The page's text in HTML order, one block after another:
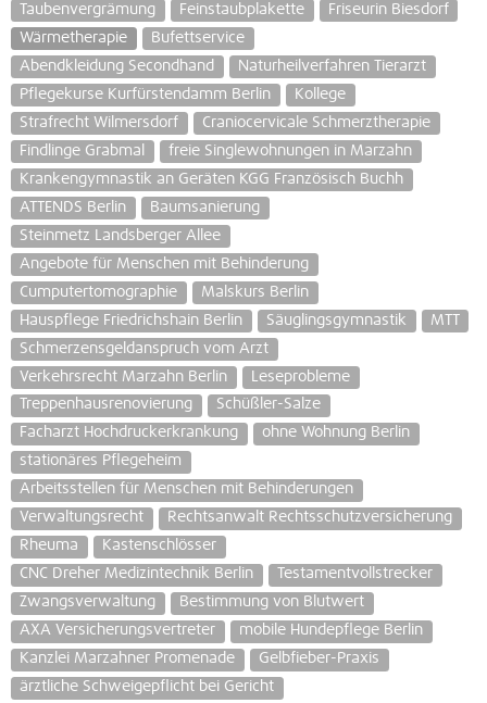
Taubenvergrämung
Feinstaubplakette
Friseurin Biesdorf
Wärmetherapie
Bufettservice
Abendkleidung Secondhand
Naturheilverfahren Tierarzt
Pflegekurse Kurfürstendamm Berlin
Kollege
Strafrecht Wilmersdorf
Craniocervicale Schmerztherapie
Findlinge Grabmal
freie Singlewohnungen in Marzahn
Krankengymnastik an Geräten KGG Französisch Buchh
ATTENDS Berlin
Baumsanierung
Steinmetz Landsberger Allee
Angebote für Menschen mit Behinderung
Cumputertomographie
Malskurs Berlin
Hauspflege Friedrichshain Berlin
Säuglingsgymnastik
MTT
Schmerzensgeldanspruch vom Arzt
Verkehrsrecht Marzahn Berlin
Leseprobleme
Treppenhausrenovierung
Schüßler-Salze
Facharzt Hochdruckerkrankung
ohne Wohnung Berlin
stationäres Pflegeheim
Arbeitsstellen für Menschen mit Behinderungen
Verwaltungsrecht
Rechtsanwalt Rechtsschutzversicherung
Rheuma
Kastenschlösser
CNC Dreher Medizintechnik Berlin
Testamentvollstrecker
Zwangsverwaltung
Bestimmung von Blutwert
AXA Versicherungsvertreter
mobile Hundepflege Berlin
Kanzlei Marzahner Promenade
Gelbfieber-Praxis
ärztliche Schweigepflicht bei Gericht